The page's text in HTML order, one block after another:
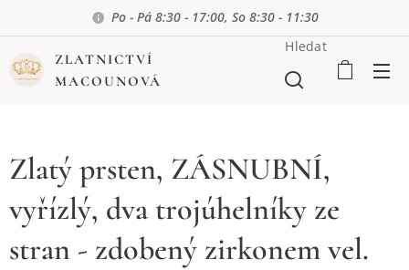
Po - Pá 8:30 - 17:00, So 8:30 - 11:30
ZLATNICTVÍ
MACOUNOVÁ
Hledat
Zlatý prsten, ZÁSNUBNÍ,
vyřízlý, dva trojúhelníky ze
stran - zdobený zirkonem vel.